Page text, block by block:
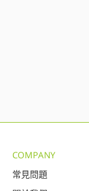
COMPANY
常見問題